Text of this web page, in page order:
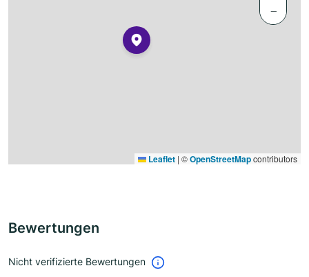
−
Leaflet | ©OpenStreetMapcontributors
Bewertungen
Nicht verifizierte Bewertungen